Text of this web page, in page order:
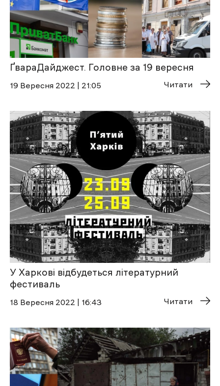
ҐвараДайджест. Головне за 19 вересня
19 Вересня 2022 | 21:05 Читати
У Харкові відбудеться літературний
фестиваль
18 Вересня 2022 | 16:43 Читати